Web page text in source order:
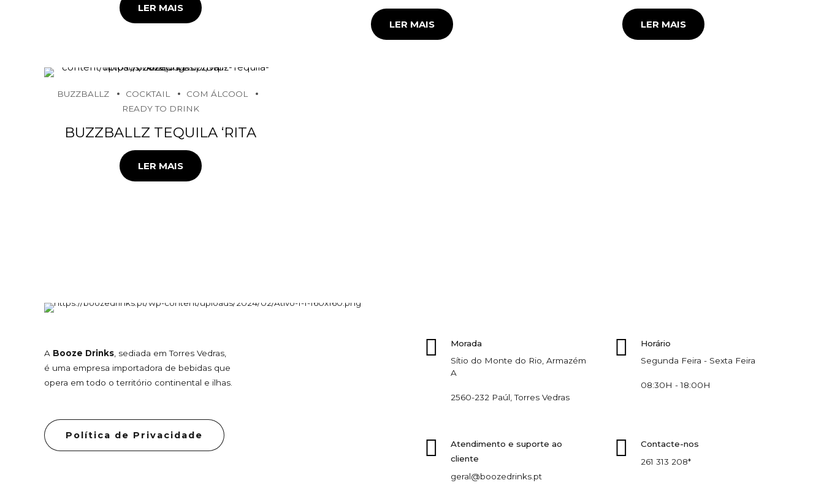
LER MAIS
LER MAIS LER MAIS
BUZZBALLZ COCKTAIL
COM ÁLCOOL
READY TO DRINK
BUZZBALLZ TEQUILA ‘RITA
LER MAIS
A Booze Drinks , sediada em Torres Vedras,
é uma empresa importadora de bebidas que
opera em todo o território continental e ilhas.
Política de Privacidade
Morada
Sítio do Monte do Rio, Armazém
A
2560-232 Paúl, Torres Vedras
Atendimento e suporte ao
cliente
geral@boozedrinks.pt
Horário
Segunda Feira - Sexta Feira
08:30H - 18:00H
Contacte-nos
261 313 208*